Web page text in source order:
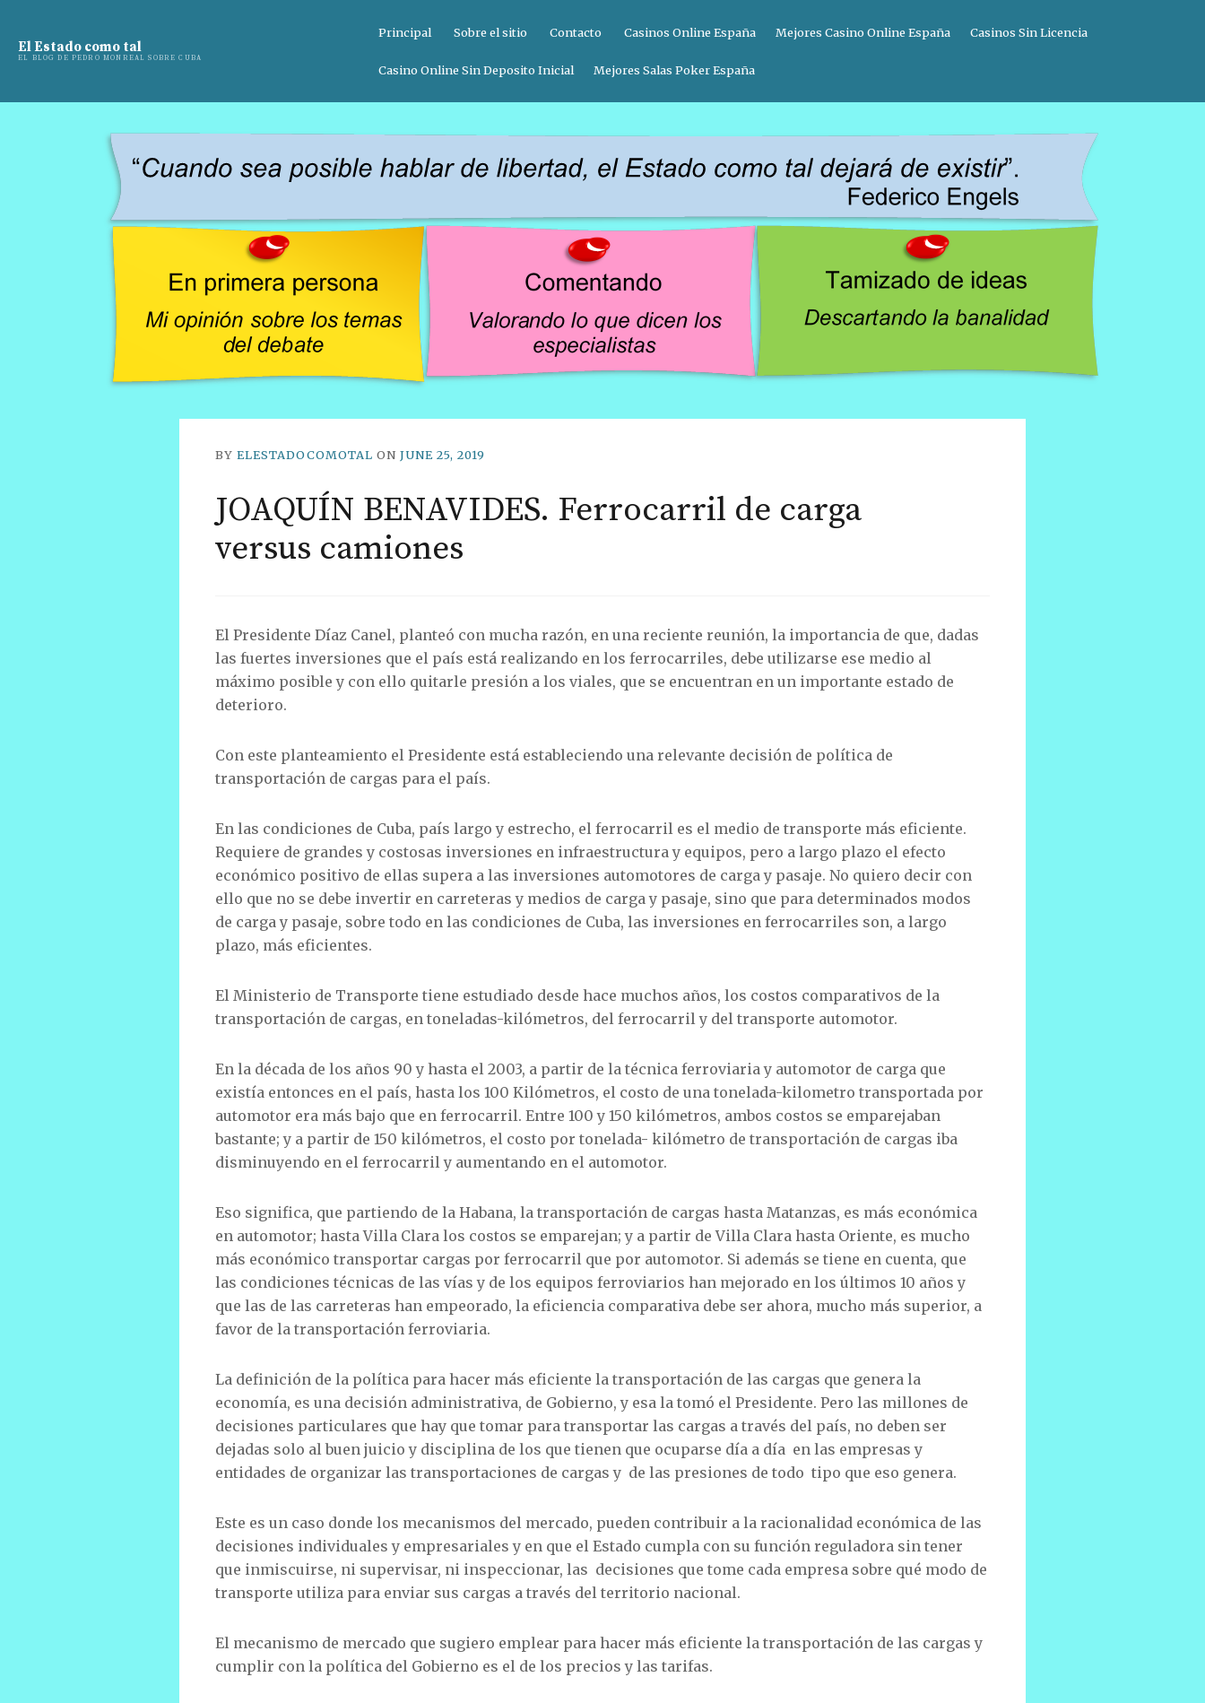
El Estado como tal
EL BLOG DE PEDRO MONREAL SOBRE CUBA
Principal Sobre el sitio Contacto Casinos Online España Mejores Casino Online España Casinos Sin Licencia
Casino Online Sin Deposito Inicial Mejores Salas Poker España
BY ELESTADOCOMOTAL ON JUNE 25, 2019
JOAQUÍN BENAVIDES. Ferrocarril de carga
versus camiones
El Presidente Díaz Canel, planteó con mucha razón, en una reciente reunión, la importancia de que, dadas
las fuertes inversiones que el país está realizando en los ferrocarriles, debe utilizarse ese medio al
máximo posible y con ello quitarle presión a los viales, que se encuentran en un importante estado de
deterioro.
Con este planteamiento el Presidente está estableciendo una relevante decisión de política de
transportación de cargas para el país.
En las condiciones de Cuba, país largo y estrecho, el ferrocarril es el medio de transporte más eficiente.
Requiere de grandes y costosas inversiones en infraestructura y equipos, pero a largo plazo el efecto
económico positivo de ellas supera a las inversiones automotores de carga y pasaje. No quiero decir con
ello que no se debe invertir en carreteras y medios de carga y pasaje, sino que para determinados modos
de carga y pasaje, sobre todo en las condiciones de Cuba, las inversiones en ferrocarriles son, a largo
plazo, más eficientes.
El Ministerio de Transporte tiene estudiado desde hace muchos años, los costos comparativos de la
transportación de cargas, en toneladas-kilómetros, del ferrocarril y del transporte automotor.
En la década de los años 90 y hasta el 2003, a partir de la técnica ferroviaria y automotor de carga que
existía entonces en el país, hasta los 100 Kilómetros, el costo de una tonelada-kilometro transportada por
automotor era más bajo que en ferrocarril. Entre 100 y 150 kilómetros, ambos costos se emparejaban
bastante; y a partir de 150 kilómetros, el costo por tonelada- kilómetro de transportación de cargas iba
disminuyendo en el ferrocarril y aumentando en el automotor.
Eso significa, que partiendo de la Habana, la transportación de cargas hasta Matanzas, es más económica
en automotor; hasta Villa Clara los costos se emparejan; y a partir de Villa Clara hasta Oriente, es mucho
más económico transportar cargas por ferrocarril que por automotor. Si además se tiene en cuenta, que
las condiciones técnicas de las vías y de los equipos ferroviarios han mejorado en los últimos 10 años y
que las de las carreteras han empeorado, la eficiencia comparativa debe ser ahora, mucho más superior, a
favor de la transportación ferroviaria.
La definición de la política para hacer más eficiente la transportación de las cargas que genera la
economía, es una decisión administrativa, de Gobierno, y esa la tomó el Presidente. Pero las millones de
decisiones particulares que hay que tomar para transportar las cargas a través del país, no deben ser
dejadas solo al buen juicio y disciplina de los que tienen que ocuparse día a día en las empresas y
entidades de organizar las transportaciones de cargas y de las presiones de todo tipo que eso genera.
Este es un caso donde los mecanismos del mercado, pueden contribuir a la racionalidad económica de las
decisiones individuales y empresariales y en que el Estado cumpla con su función reguladora sin tener
que inmiscuirse, ni supervisar, ni inspeccionar, las decisiones que tome cada empresa sobre qué modo de
transporte utiliza para enviar sus cargas a través del territorio nacional.
El mecanismo de mercado que sugiero emplear para hacer más eficiente la transportación de las cargas y
cumplir con la política del Gobierno es el de los precios y las tarifas.